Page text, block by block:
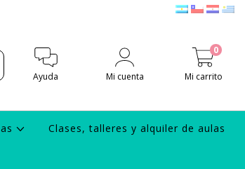
Ayuda Mi cuenta Mi carrito
0
Clases, talleres y alquiler de aulas